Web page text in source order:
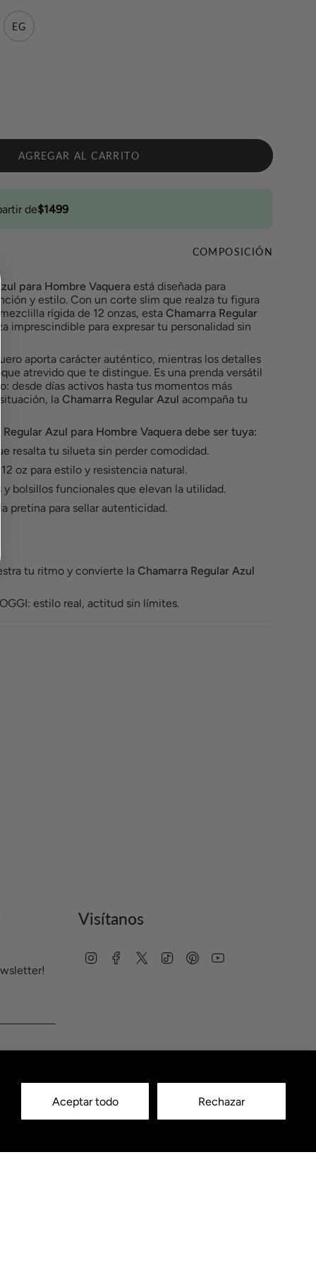
Aceptar todo Rechazar
EG
AGREGAR AL CARRITO
de$1499
COMPOSICIÓN
para Hombre Vaquera está diseñada para
y estilo. Con un corte slim que realza tu figura
rígida de 12 onzas, esta Chamarra Regular
imprescindible para expresar tu personalidad sin
aporta carácter auténtico, mientras los detalles
atrevido que te distingue. Es una prenda versátil
desde días activos hasta tus momentos más
la Chamarra Regular Azul acompaña tu
Regular Azul para Hombre Vaquera debe ser tuya:
resalta tu silueta sin perder comodidad.
oz para estilo y resistencia natural.
y bolsillos funcionales que elevan la utilidad.
pretina para sellar autenticidad.
tu ritmo y convierte la Chamarra Regular Azul
estilo real, actitud sin límites.
Visítanos
InstagramFacebook
TwitterTikTok Pinterest